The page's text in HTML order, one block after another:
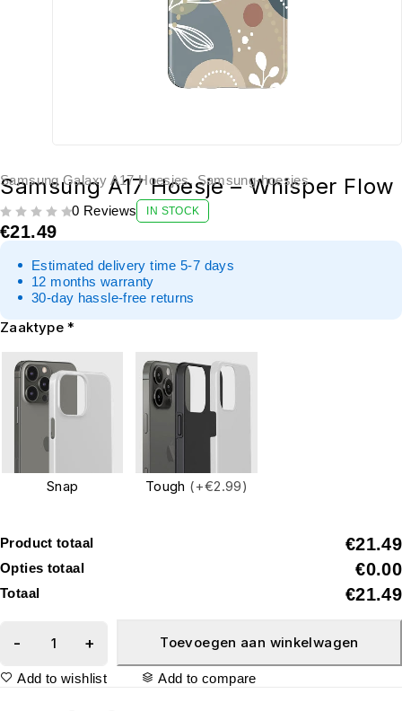
Samsung Galaxy A17 Hoesjes,Samsung-hoesjes
Samsung A17 Hoesje – Whisper Flow
0 Reviews IN STOCK
€21.49
Estimated delivery time 5-7 days
12 months warranty
30-day hassle-free returns
Zaaktype *
Snap Tough (+€2.99)
Product totaal €21.49
Opties totaal €0.00
Totaal €21.49
Toevoegen aan winkelwagen
Add to wishlist Add to compare